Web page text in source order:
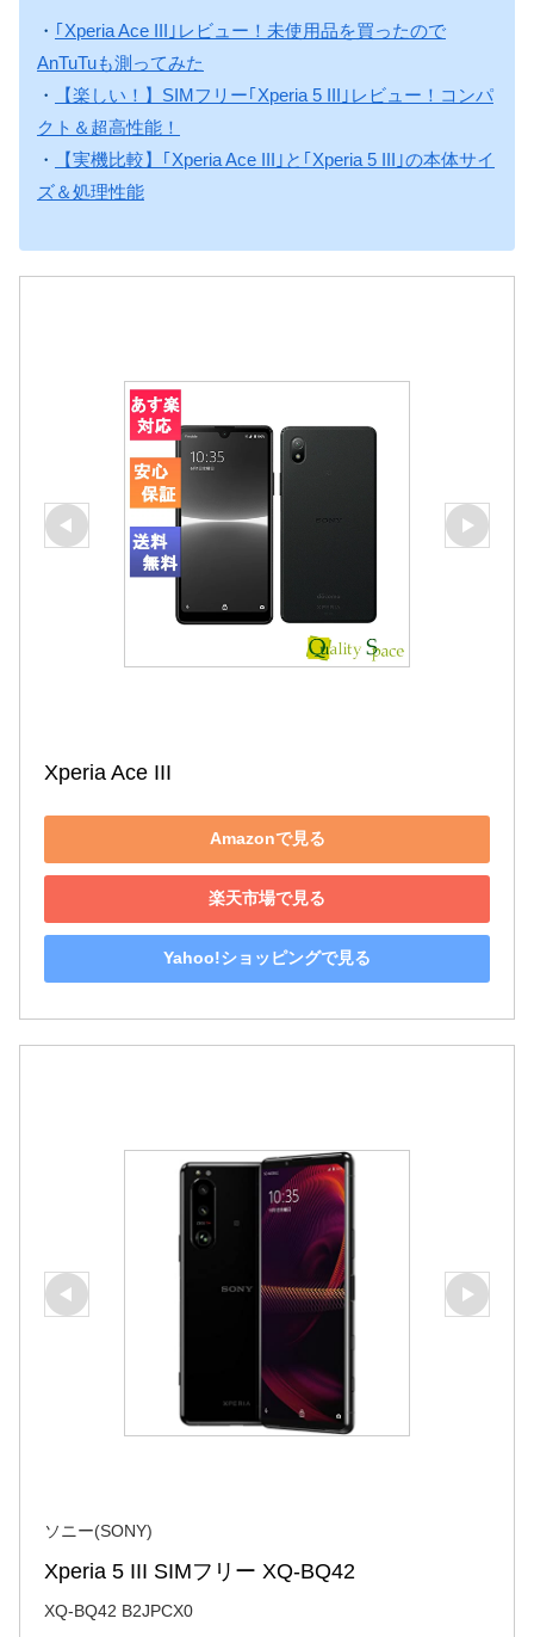
・ ｢Xperia Ace III｣レビュー！未使用品を買ったので
AnTuTuも測ってみた
・
【楽しい！】SIMフリー｢Xperia 5 III｣レビュー！コンパ
クト＆超高性能！
・
【実機比較】｢Xperia Ace III｣と｢Xperia 5 III｣の本体サイ
ズ＆処理性能
Xperia Ace III
Amazonで見る
楽天市場で見る
Yahoo!ショッピングで見る
ソニー(SONY)
Xperia 5 III SIMフリー XQ-BQ42
XQ-BQ42 B2JPCX0